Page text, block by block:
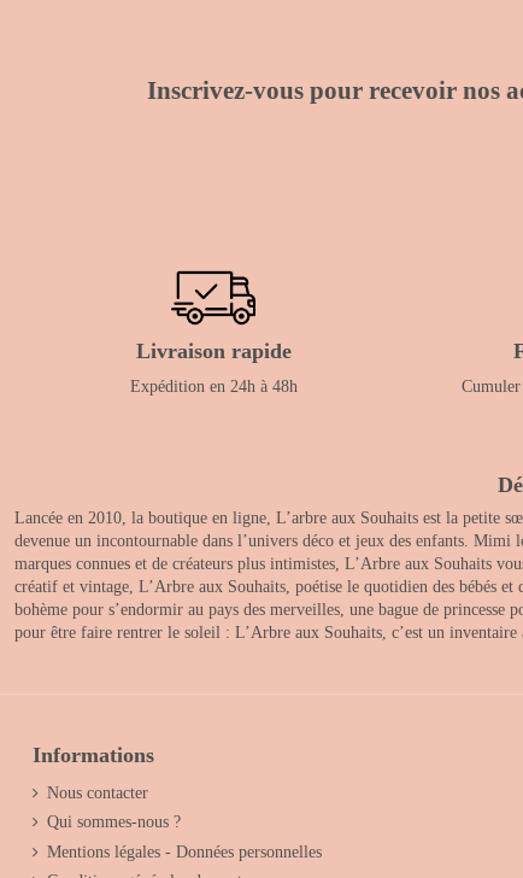
Inscrivez-vous pour recevoir nos
Livraison rapide
Expédition en 24h à 48h
Lancée en 2010, la boutique en ligne, L’arbre aux Souhaits est la petite
devenue un incontournable dans l’univers déco et jeux des enfants.
marques connues et de créateurs plus intimistes, L’Arbre aux Souhaits
créatif et vintage, L’Arbre aux Souhaits, poétise le quotidien des bébés
bohème pour s’endormir au pays des merveilles, une bague de
pour être faire rentrer le soleil : L’Arbre aux Souhaits, c’est un
Informations
Nous contacter
Qui sommes-nous ?
Mentions légales - Données personnelles